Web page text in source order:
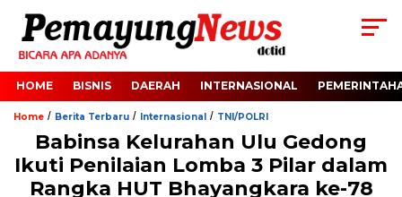
HOME BISNIS DAERAH INTERNASIONAL
Home / Berita Terbaru / Internasional / TNI/POLRI
Babinsa Kelurahan Ulu Gedong
Ikuti Penilaian Lomba 3 Pilar dalam
Rangka HUT Bhayangkara ke-78